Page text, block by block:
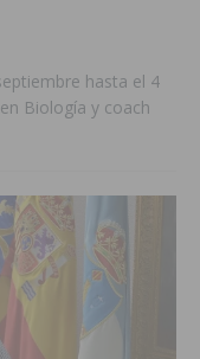
hasta el 4
Biología y coach